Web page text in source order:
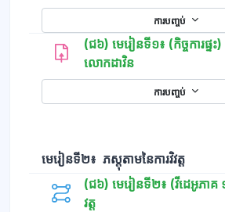
ការបញ្ចប់
(ជ៦) មេរៀនទី១៖ (កិច្ចការផ្ទះ
លោកដាវិន
ការបញ្ចប់
មេរៀនទី២៖ ភស្ដុតាមនៃការវិវត្ត
(ជ៦) មេរៀនទី២៖ (វីដេអូភាគ
វត្ត